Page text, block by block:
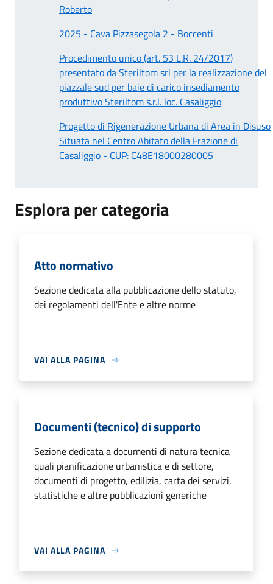
Roberto
2025 - Cava Pizzasegola 2 - Boccenti
Procedimento unico (art. 53 L.R. 24/2017)
presentato da Steriltom srl per la realizzazione del
piazzale sud per baie di carico insediamento
produttivo Steriltom s.r.l. loc. Casaliggio
Progetto di Rigenerazione Urbana di Area in Disuso
Situata nel Centro Abitato della Frazione di
Casaliggio - CUP: C48E18000280005
Esplora per categoria
Atto normativo
Sezione dedicata alla pubblicazione dello statuto,
dei regolamenti dell'Ente e altre norme
VAI ALLA PAGINA
Documenti (tecnico) di supporto
Sezione dedicata a documenti di natura tecnica
quali pianificazione urbanistica e di settore,
documenti di progetto, edilizia, carta dei servizi,
statistiche e altre pubblicazioni generiche
VAI ALLA PAGINA